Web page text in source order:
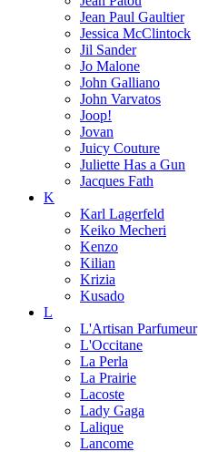
Jean Paul Gaultier
Jessica McClintock
Jil Sander
Jo Malone
John Galliano
John Varvatos
Joop!
Jovan
Juicy Couture
Juliette Has a Gun
Jacques Fath
K
Karl Lagerfeld
Keiko Mecheri
Kenzo
Kilian
Krizia
Kusado
L
L'Artisan Parfumeur
L'Occitane
La Perla
La Prairie
Lacoste
Lady Gaga
Lalique
Lancome